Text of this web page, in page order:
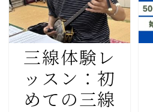
三線体験レ
ッスン：初
めての三線